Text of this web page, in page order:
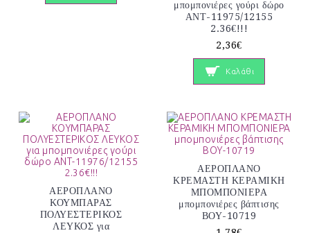
μπομπονιέρες γούρι δώρο
ΑΝΤ-11975/12155
2.36€!!!
2,36€
Καλάθι
ΑΕΡΟΠΛΑΝΟ
ΚΟΥΜΠΑΡΑΣ
ΠΟΛΥΕΣΤΕΡΙΚΟΣ
ΛΕΥΚΟΣ για
ΑΕΡΟΠΛΑΝΟ
ΚΡΕΜΑΣΤΗ ΚΕΡΑΜΙΚΗ
ΜΠΟΜΠΟΝΙΕΡΑ
μπομπονιέρες βάπτισης
ΒΟΥ-10719